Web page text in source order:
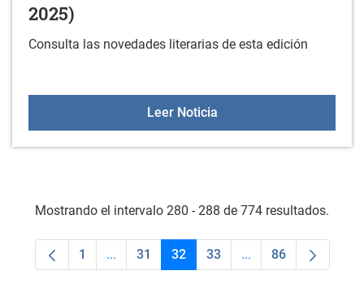
2025)
Consulta las novedades literarias de esta edición
Leer NoticiaNuevos libros en la
Mostrando el intervalo 280 - 288 de 774 resultados.
Página
1 ...Páginas intermedias Use TAB para
Página
31 Página
32 Página
33 ...PáginasPágina
86